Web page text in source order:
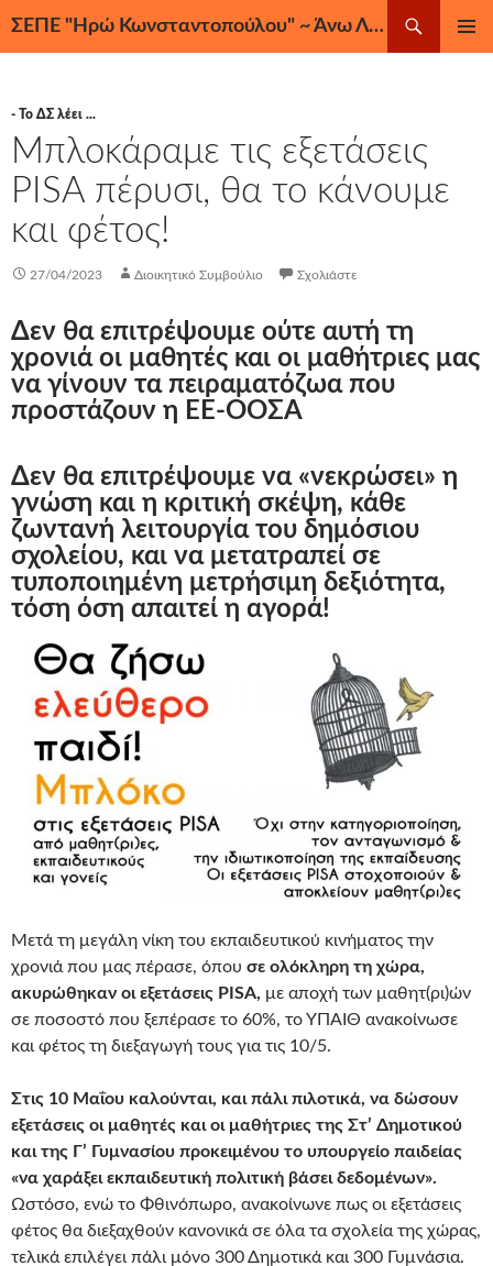
ΣΕΠΕ "Ηρώ Κωνσταντοπούλου" ~ Άνω Λιόσια, Ζεφύρι, Φυλή
- Το ΔΣ λέει ...
Μπλοκάραμε τις εξετάσεις
PISA πέρυσι, θα το κάνουμε
και φέτος!
27/04/2023 Διοικητικό Συμβούλιο Σχολιάστε
Δεν θα επιτρέψουμε ούτε αυτή τη
χρονιά οι μαθητές και οι μαθήτριες μας
να γίνουν τα πειραματόζωα που
προστάζουν η ΕΕ-ΟΟΣΑ
Δεν θα επιτρέψουμε να «νεκρώσει» η
γνώση και η κριτική σκέψη, κάθε
ζωντανή λειτουργία του δημόσιου
σχολείου, και να μετατραπεί σε
τυποποιημένη μετρήσιμη δεξιότητα,
τόση όση απαιτεί η αγορά!
Μετά τη μεγάλη νίκη του εκπαιδευτικού κινήματος την
χρονιά που μας πέρασε, όπου σε ολόκληρη τη χώρα,
ακυρώθηκαν οι εξετάσεις PISA, με αποχή των μαθητ(ρι)ών
σε ποσοστό που ξεπέρασε το 60%, το ΥΠΑΙΘ ανακοίνωσε
και φέτος τη διεξαγωγή τους για τις 10/5.
Στις 10 Μαΐου καλούνται, και πάλι πιλοτικά, να δώσουν
εξετάσεις οι μαθητές και οι μαθήτριες της Στ’ Δημοτικού
και της Γ’ Γυμνασίου προκειμένου το υπουργείο παιδείας
«να χαράξει εκπαιδευτική πολιτική βάσει δεδομένων».
Ωστόσο, ενώ το Φθινόπωρο, ανακοίνωνε πως οι εξετάσεις
φέτος θα διεξαχθούν κανονικά σε όλα τα σχολεία της χώρας,
τελικά επιλέγει πάλι μόνο 300 Δημοτικά και 300 Γυμνάσια.